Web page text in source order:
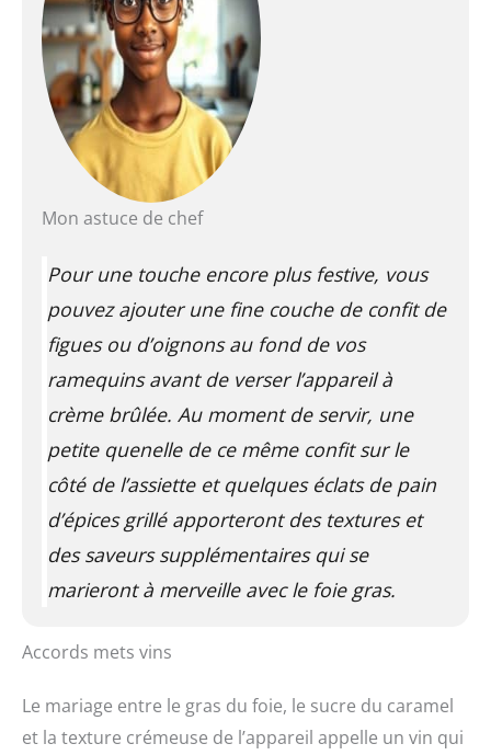
Mon astuce de chef
Pour une touche encore plus festive, vous
pouvez ajouter une fine couche de confit de
figues ou d’oignons au fond de vos
ramequins avant de verser l’appareil à
crème brûlée. Au moment de servir, une
petite quenelle de ce même confit sur le
côté de l’assiette et quelques éclats de pain
d’épices grillé apporteront des textures et
des saveurs supplémentaires qui se
marieront à merveille avec le foie gras.
Accords mets vins
Le mariage entre le gras du foie, le sucre du caramel
et la texture crémeuse de l’appareil appelle un vin qui